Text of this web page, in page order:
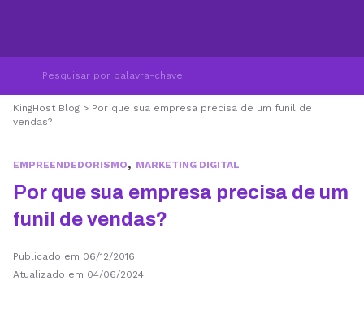
KingHost Blog > Por que sua empresa precisa de um funil de
vendas?
EMPREENDEDORISMO, MARKETING DIGITAL
Por que sua empresa precisa de um
funil de vendas?
Publicado em 06/12/2016
Atualizado em 04/06/2024